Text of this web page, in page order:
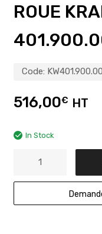
ROUE
Code:
516,00€ HT
In Stock